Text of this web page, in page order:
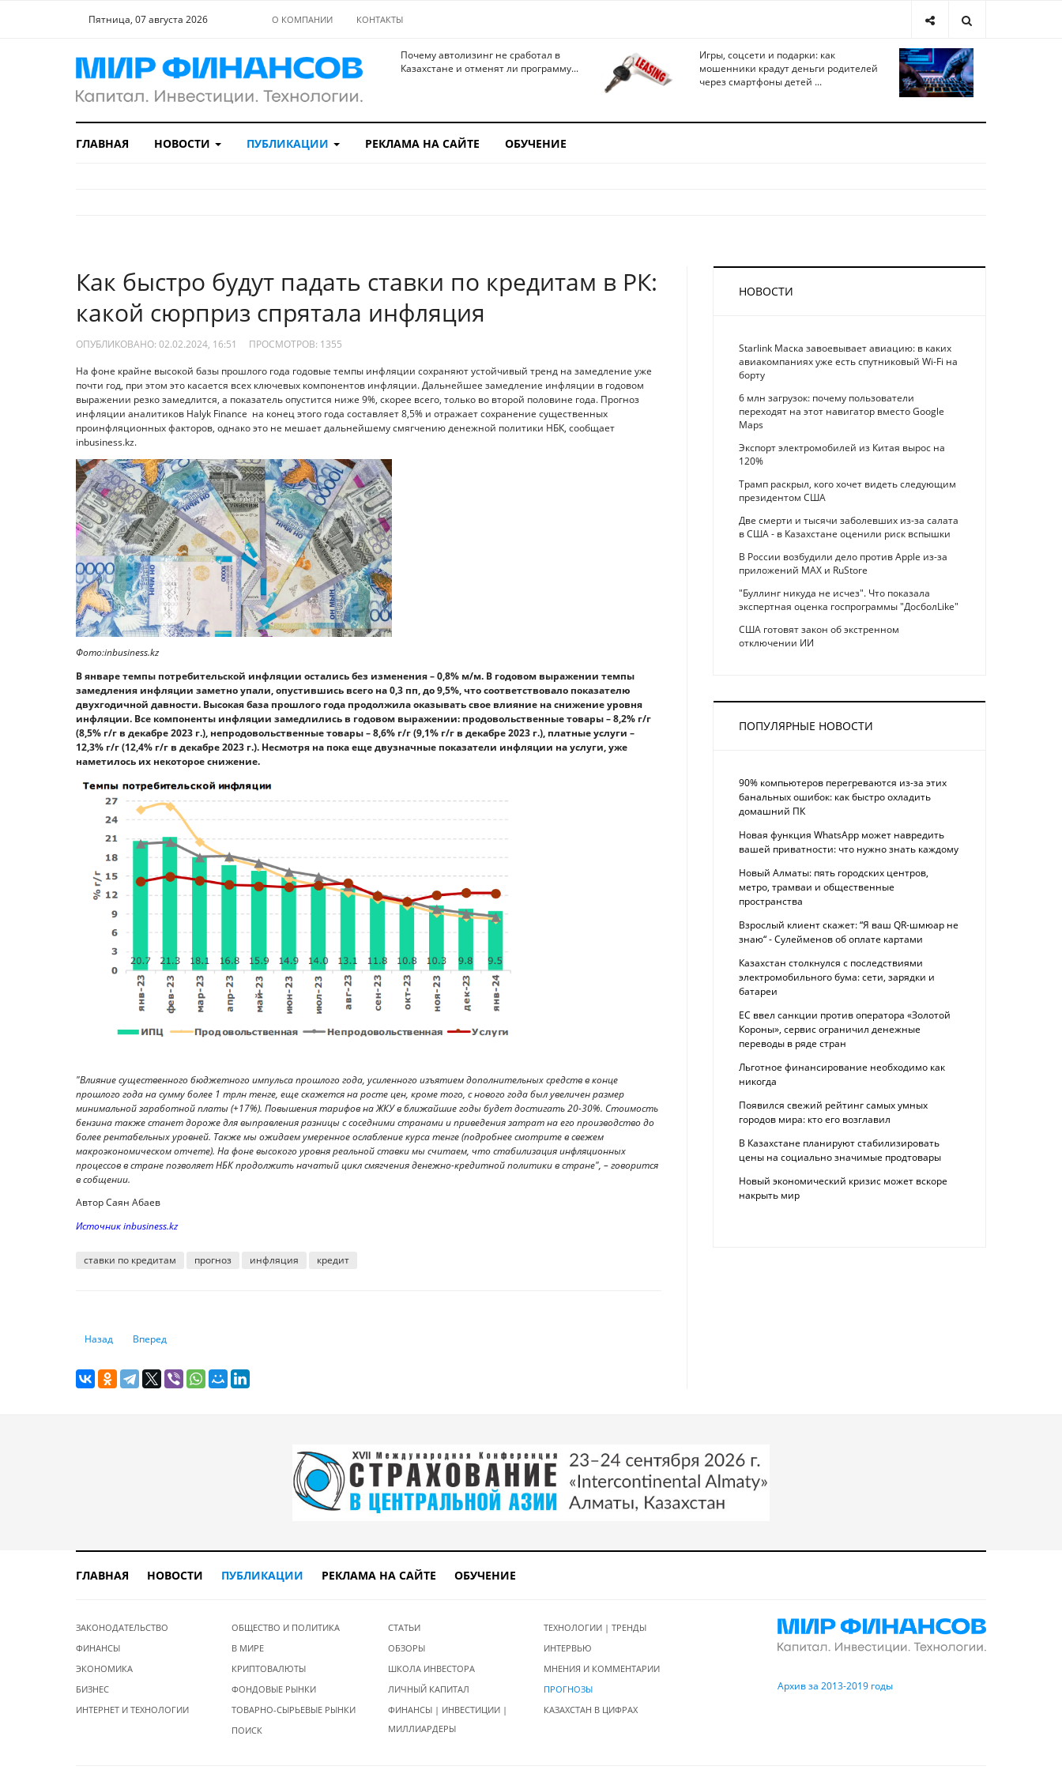
Пятница, 07 августа 2026 О КОМПАНИИ КОНТАКТЫ
Почему автолизинг не сработал в
Казахстане и отменят ли программу...
Игры, соцсети и подарки: как
мошенники крадут деньги родителей
через смартфоны детей ...
ГЛАВНАЯ НОВОСТИ ПУБЛИКАЦИИ РЕКЛАМА НА САЙТЕ ОБУЧЕНИЕ
Как быстро будут падать ставки по кредитам в РК:
какой сюрприз спрятала инфляция
ОПУБЛИКОВАНО: 02.02.2024, 16:51 ПРОСМОТРОВ: 1355
На фоне крайне высокой базы прошлого года годовые темпы инфляции сохраняют устойчивый тренд на замедление уже
почти год, при этом это касается всех ключевых компонентов инфляции. Дальнейшее замедление инфляции в годовом
выражении резко замедлится, а показатель опустится ниже 9%, скорее всего, только во второй половине года. Прогноз
инфляции аналитиков Halyk Finance на конец этого года составляет 8,5% и отражает сохранение существенных
проинфляционных факторов, однако это не мешает дальнейшему смягчению денежной политики НБК, сообщает
inbusiness.kz.
Фото:inbusiness.kz
В январе темпы потребительской инфляции остались без изменения – 0,8% м/м. В годовом выражении темпы
замедления инфляции заметно упали, опустившись всего на 0,3 пп, до 9,5%, что соответствовало показателю
двухгодичной давности. Высокая база прошлого года продолжила оказывать свое влияние на снижение уровня
инфляции. Все компоненты инфляции замедлились в годовом выражении: продовольственные товары – 8,2% г/г
(8,5% г/г в декабре 2023 г.), непродовольственные товары – 8,6% г/г (9,1% г/г в декабре 2023 г.), платные услуги –
12,3% г/г (12,4% г/г в декабре 2023 г.). Несмотря на пока еще двузначные показатели инфляции на услуги, уже
наметилось их некоторое снижение.
"Влияние существенного бюджетного импульса прошлого года, усиленного изъятием дополнительных средств в конце
прошлого года на сумму более 1 трлн тенге, еще скажется на росте цен, кроме того, с нового года был увеличен размер
минимальной заработной платы (+17%). Повышения тарифов на ЖКУ в ближайшие годы будет достигать 20-30%. Стоимость
бензина также станет дороже для выправления разницы с соседними странами и приведения затрат на его производство до
более рентабельных уровней. Также мы ожидаем умеренное ослабление курса тенге (подробнее смотрите в свежем
макроэкономическом отчете). На фоне высокого уровня реальной ставки мы считаем, что стабилизация инфляционных
процессов в стране позволяет НБК продолжить начатый цикл смягчения денежно-кредитной политики в стране", – говорится
в собщении.
Автор Саян Абаев
Источник inbusiness.kz
ставки по кредитам прогноз инфляция кредит
Предыдущий: Новые тенденции в области возобновляемых источников энергии
Назад Следующий: Способы оплаты в Интернете: какие способы оплаты безопасны
Вперед
НОВОСТИ
Starlink Маска завоевывает авиацию: в каких
авиакомпаниях уже есть спутниковый Wi-Fi на
борту
6 млн загрузок: почему пользователи
переходят на этот навигатор вместо Google
Maps
Экспорт электромобилей из Китая вырос на
120%
Трамп раскрыл, кого хочет видеть следующим
президентом США
Две смерти и тысячи заболевших из-за салата
в США - в Казахстане оценили риск вспышки
В России возбудили дело против Apple из-за
приложений MAX и RuStore
"Буллинг никуда не исчез". Что показала
экспертная оценка госпрограммы "ДосболLike"
США готовят закон об экстренном
отключении ИИ
ПОПУЛЯРНЫЕ НОВОСТИ
90% компьютеров перегреваются из-за этих
банальных ошибок: как быстро охладить
домашний ПК
Новая функция WhatsApp может навредить
вашей приватности: что нужно знать каждому
Новый Алматы: пять городских центров,
метро, трамваи и общественные
пространства
Взрослый клиент скажет: “Я ваш QR-шмюар не
знаю“ - Сулейменов об оплате картами
Казахстан столкнулся с последствиями
электромобильного бума: сети, зарядки и
батареи
ЕС ввел санкции против оператора «Золотой
Короны», сервис ограничил денежные
переводы в ряде стран
Льготное финансирование необходимо как
никогда
Появился свежий рейтинг самых умных
городов мира: кто его возглавил
В Казахстане планируют стабилизировать
цены на социально значимые продтовары
Новый экономический кризис может вскоре
накрыть мир
ГЛАВНАЯ НОВОСТИ ПУБЛИКАЦИИ РЕКЛАМА НА САЙТЕ ОБУЧЕНИЕ
ЗАКОНОДАТЕЛЬСТВО
ФИНАНСЫ
ЭКОНОМИКА
БИЗНЕС
ИНТЕРНЕТ И ТЕХНОЛОГИИ
ОБЩЕСТВО И ПОЛИТИКА
В МИРЕ
КРИПТОВАЛЮТЫ
ФОНДОВЫЕ РЫНКИ
ТОВАРНО-СЫРЬЕВЫЕ РЫНКИ
ПОИСК
СТАТЬИ
ОБЗОРЫ
ШКОЛА ИНВЕСТОРА
ЛИЧНЫЙ КАПИТАЛ
ФИНАНСЫ | ИНВЕСТИЦИИ |
МИЛЛИАРДЕРЫ
ТЕХНОЛОГИИ | ТРЕНДЫ
ИНТЕРВЬЮ
МНЕНИЯ И КОММЕНТАРИИ
ПРОГНОЗЫ
КАЗАХСТАН В ЦИФРАХ
Архив за 2013-2019 годы